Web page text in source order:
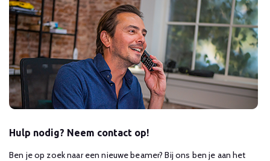
Hulp nodig? Neem contact op!
Ben je op zoek naar een nieuwe beamer? Bij ons ben je aan het